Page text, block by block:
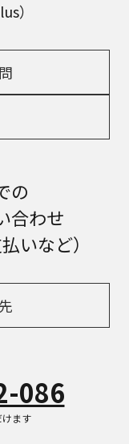
）
の
合わせ
いなど）
086
ます